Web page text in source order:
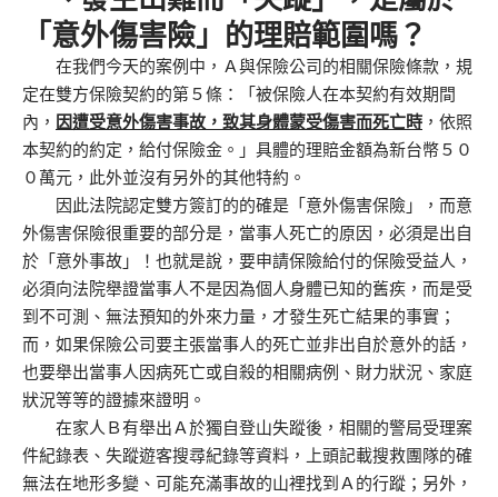
「意外傷害險」的理賠範圍嗎？
在我們今天的案例中，Ａ與保險公司的相關保險條款，規
定在雙方保險契約的第５條：「被保險人在本契約有效期間
內， 因遭受意外傷害事故，致其身體蒙受傷害而死亡時 ，依照
本契約的約定，給付保險金。」具體的理賠金額為新台幣５０
０萬元，此外並沒有另外的其他特約。
因此法院認定雙方簽訂的的確是「意外傷害保險」，而意
外傷害保險很重要的部分是，當事人死亡的原因，必須是出自
於「意外事故」！也就是說，要申請保險給付的保險受益人，
必須向法院舉證當事人不是因為個人身體已知的舊疾，而是受
到不可測、無法預知的外來力量，才發生死亡結果的事實；
而，如果保險公司要主張當事人的死亡並非出自於意外的話，
也要舉出當事人因病死亡或自殺的相關病例、財力狀況、家庭
狀況等等的證據來證明。
在家人Ｂ有舉出Ａ於獨自登山失蹤後，相關的警局受理案
件紀錄表、失蹤遊客搜尋紀錄等資料，上頭記載搜救團隊的確
無法在地形多變、可能充滿事故的山裡找到Ａ的行蹤；另外，